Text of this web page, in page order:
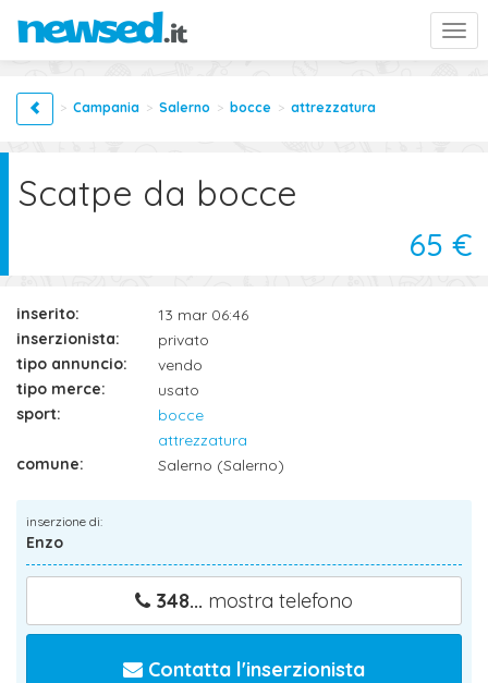
Campania Salerno bocce attrezzatura
Scatpe da bocce
65 €
inserito:
13 mar 06:46
inserzionista:
privato
tipo annuncio:
vendo
tipo merce:
usato
sport:
bocce
attrezzatura
comune:
Salerno (Salerno)
inserzione di:
Enzo
348... mostra telefono
Contatta l'inserzionista